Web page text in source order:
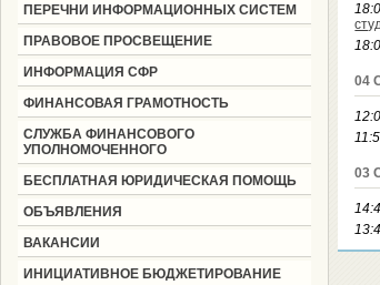
ПЕРЕЧНИ ИНФОРМАЦИОННЫХ СИСТЕМ
ПРАВОВОЕ ПРОСВЕЩЕНИЕ
ИНФОРМАЦИЯ СФР
ФИНАНСОВАЯ ГРАМОТНОСТЬ
СЛУЖБА ФИНАНСОВОГО
УПОЛНОМОЧЕННОГО
БЕСПЛАТНАЯ ЮРИДИЧЕСКАЯ ПОМОЩЬ
ОБЪЯВЛЕНИЯ
ВАКАНСИИ
ИНИЦИАТИВНОЕ БЮДЖЕТИРОВАНИЕ
04
03